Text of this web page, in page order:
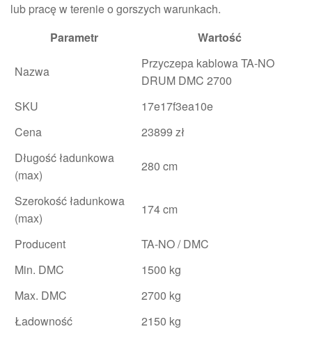
lub pracę w terenie o gorszych warunkach.
Parametr
Wartość
Nazwa
Przyczepa kablowa TA-NO
DRUM DMC 2700
SKU
17e17f3ea10e
Cena
23899 zł
Długość ładunkowa
(max)
280 cm
Szerokość ładunkowa
(max)
174 cm
Producent
TA-NO / DMC
Min. DMC
1500 kg
Max. DMC
2700 kg
Ładowność
2150 kg